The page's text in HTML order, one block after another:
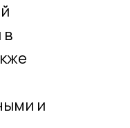
в
и